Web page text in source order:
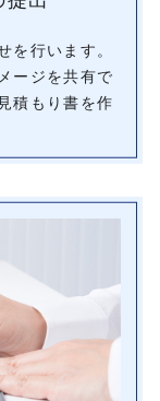
を行います。
ージを共有で
積もり書を作